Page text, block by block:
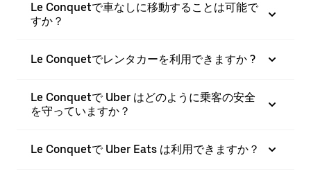
Le Conquetで車なしに移動することは可能で
すか？
Le Conquetでレンタカーを利用できますか ?
Le Conquetで Uber はどのように乗客の安全
を守っていますか？
Le Conquetで Uber Eats は利用できますか？